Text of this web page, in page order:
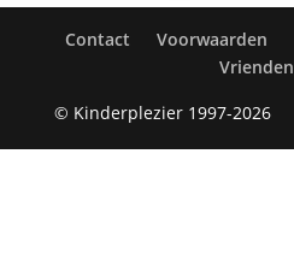
Contact Voorwaarden
Vrienden
© Kinderplezier 1997-2026